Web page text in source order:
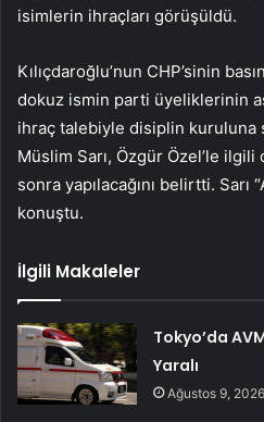
isimlerin ihraçları görüşüldü.
Kılıçdaroğlu’nun CHP’sinin
dokuz ismin parti üyeliklerinin
ihraç talebiyle disiplin kuruluna
Müslim Sarı, Özgür Özel’le
sonra yapılacağını belirtti. Sarı
konuştu.
İlgili Makaleler
Tokyo’da
Yaralı
Ağustos 9, 2026